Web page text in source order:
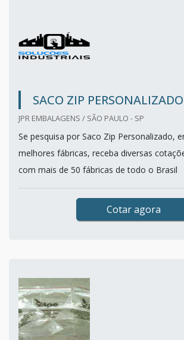
SACO ZIP PERSONALIZADO
JPR EMBALAGENS / SÃO PAULO - SP
Se pesquisa por Saco Zip Personalizado,
melhores fábricas, receba diversas
com mais de 50 fábricas de todo o Brasil
Cotar agora